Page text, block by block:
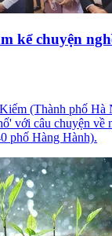
kể chuyện
(Thành phố Hà
với câu chuyện về
phố Hàng Hành).